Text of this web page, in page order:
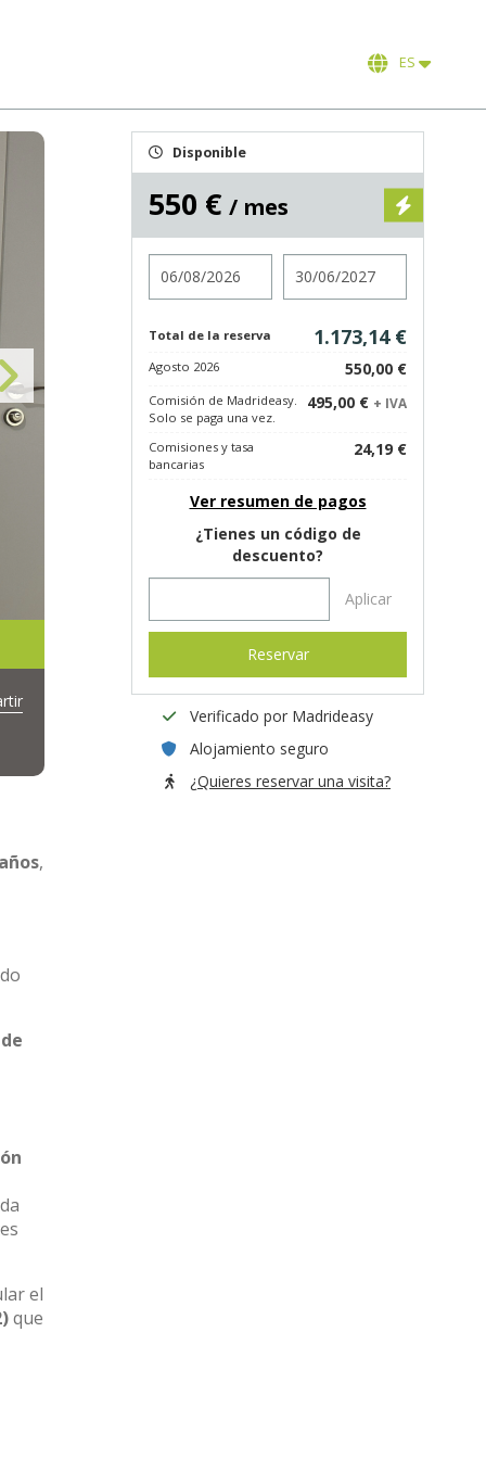
ES
,
el
que
Disponible
550 € / mes
Total de la reserva 1.173,14 €
Agosto 2026 550,00 €
Comisión de Madrideasy.
Solo se paga una vez.
495,00 € + IVA
Comisiones y tasa
bancarias
24,19 €
Ver resumen de pagos
¿Tienes un código de
descuento?
Aplicar
Reservar
Verificado por Madrideasy
Alojamiento seguro
¿Quieres reservar una visita?